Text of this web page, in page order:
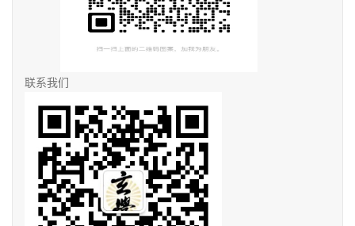
联系我们